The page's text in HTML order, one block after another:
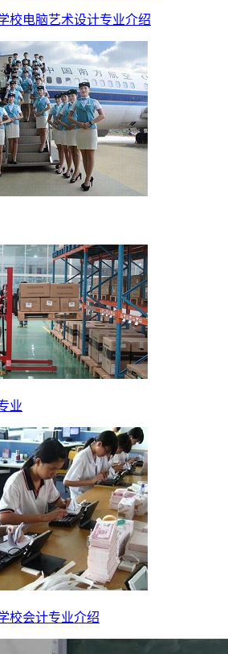
校电脑艺术设计专业介绍
业
校会计专业介绍